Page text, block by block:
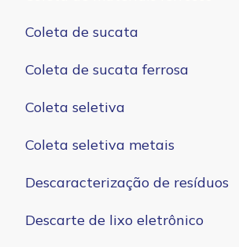
Coleta de sucata
Coleta de sucata ferrosa
Coleta seletiva
Coleta seletiva metais
Descaracterização de resíduos
Descarte de lixo eletrônico